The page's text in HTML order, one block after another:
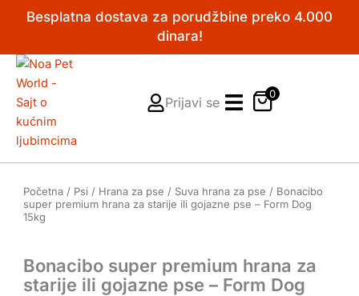
PređiBesplatna dostava za porudžbine preko 4.000
dinara!
Prijavi se
0
Početna / Psi / Hrana za pse / Suva hrana za pse / Bonacibo
super premium hrana za starije ili gojazne pse – Form Dog
15kg
Bonacibo super premium hrana za
starije ili gojazne pse – Form Dog